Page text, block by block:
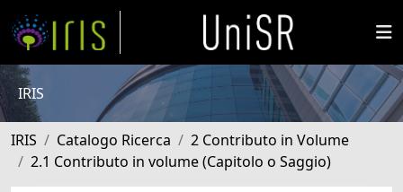
IRIS
IRIS Catalogo Ricerca
2 Contributo in Volume
2.1 Contributo in volume (Capitolo o Saggio)